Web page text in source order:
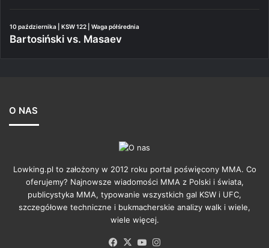
10 października | KSW 122 | Waga półśrednia
Bartosiński vs. Masaev
O NAS
Lowking.pl to założony w 2012 roku portal poświęcony MMA. Co
oferujemy? Najnowsze wiadomości MMA z Polski i świata,
publicystyka MMA, typowanie wszystkich gal KSW i UFC,
szczegółowe techniczne i bukmacherskie analizy walk i wiele,
wiele więcej.
Facebook
X YouTube